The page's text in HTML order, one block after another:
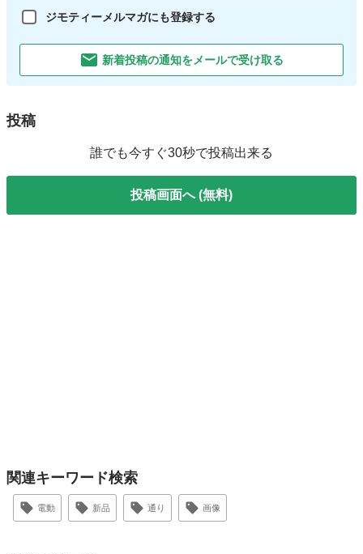
ジモティーメルマガにも登録する
新着投稿の通知をメールで受け取る
投稿
誰でも今すぐ30秒で投稿出来る
投稿画面へ (無料)
関連キーワード検索
電動 新品 通り 画像